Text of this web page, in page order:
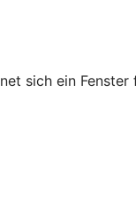
sich ein